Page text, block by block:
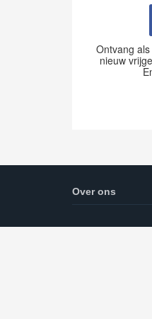
Ontvang
nieuw
Over ons